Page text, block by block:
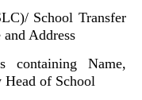
School Transfer
Address
containing Name,
Head of School